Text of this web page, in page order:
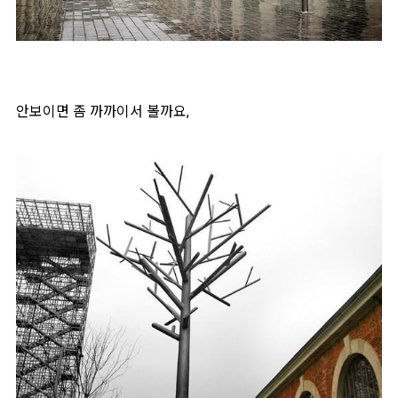
안보이면 좀 까까이서 볼까요,